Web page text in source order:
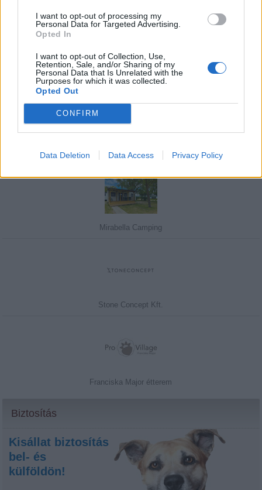
I want to opt-out of processing my
Personal Data for Targeted Advertising.
Opted In
I want to opt-out of Collection, Use,
Retention, Sale, and/or Sharing of my
Personal Data that Is Unrelated with the
Purposes for which it was collected.
Opted Out
CONFIRM
Data Deletion Data Access Privacy Policy
Megismerem
Javasolj egy kutyabarát helyet!
Mirabella Camping
Stone Concept Kft.
Franciska Major étterem
Biztosítás
Kisállat biztosítás
bel- és
külföldön!